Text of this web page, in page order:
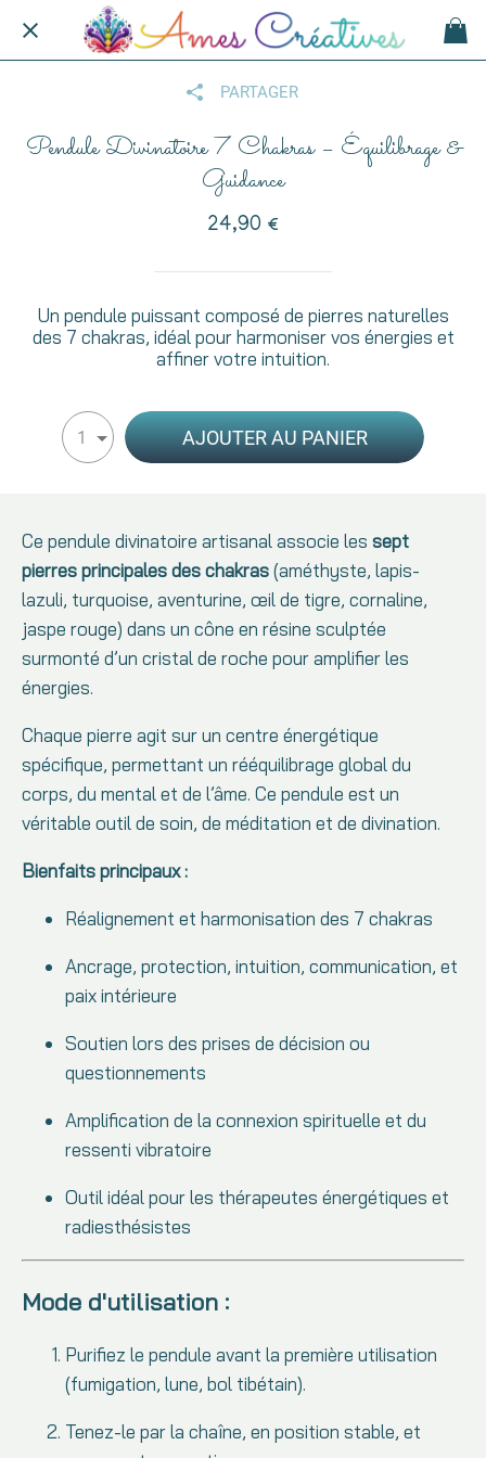
PARTAGER
Pendule Divinatoire 7 Chakras – Équilibrage &
Guidance
24,90 €
Un pendule puissant composé de pierres naturelles
des 7 chakras, idéal pour harmoniser vos énergies et
affiner votre intuition.
1 AJOUTER AU PANIER
Ce pendule divinatoire artisanal associe les sept
pierres principales des chakras(améthyste, lapis-
lazuli, turquoise, aventurine, œil de tigre, cornaline,
jaspe rouge) dans un cône en résine sculptée
surmonté d’un cristal de roche pour amplifier les
énergies.
Chaque pierre agit sur un centre énergétique
spécifique, permettant un rééquilibrage global du
corps, du mental et de l’âme. Ce pendule est un
véritable outil de soin, de méditation et de divination.
Bienfaits principaux :
Réalignement et harmonisation des 7 chakras
Ancrage, protection, intuition, communication, et
paix intérieure
Soutien lors des prises de décision ou
questionnements
Amplification de la connexion spirituelle et du
ressenti vibratoire
Outil idéal pour les thérapeutes énergétiques et
radiesthésistes
Mode d'utilisation :
Purifiez le pendule avant la première utilisation
(fumigation, lune, bol tibétain).
Tenez-le par la chaîne, en position stable, et